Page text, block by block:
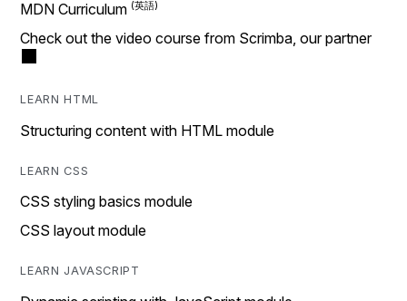
MDN Curriculum
Check out the video course from Scrimba, our partner
LEARN HTML
Structuring content with HTML module
LEARN CSS
CSS styling basics module
CSS layout module
LEARN JAVASCRIPT